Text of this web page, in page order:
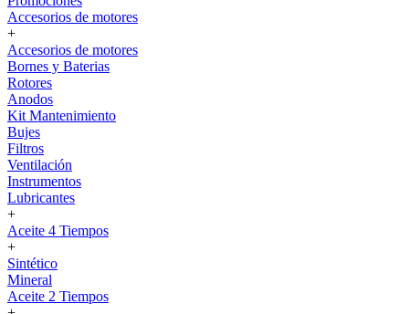
Accesorios de motores
+
Accesorios de motores
Bornes y Baterias
Rotores
Anodos
Kit Mantenimiento
Bujes
Filtros
Ventilación
Instrumentos
Lubricantes
+
Aceite 4 Tiempos
+
Sintético
Mineral
Aceite 2 Tiempos